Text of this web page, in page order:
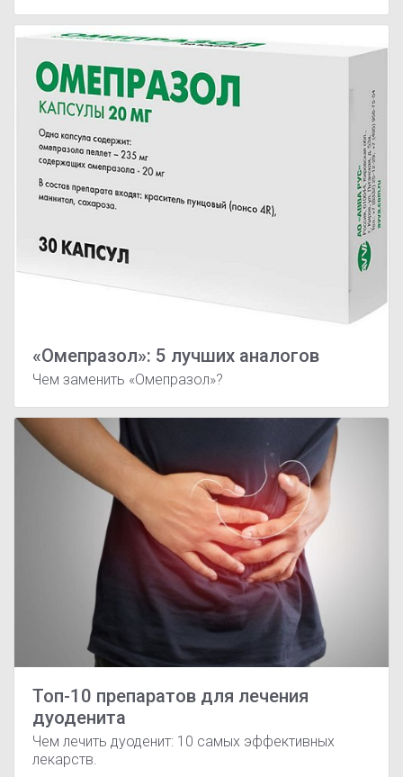
«Омепразол»: 5 лучших аналогов
Чем заменить «Омепразол»?
Топ-10 препаратов для лечения
дуоденита
Чем лечить дуоденит: 10 самых эффективных
лекарств.